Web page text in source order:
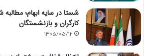
شستا در سایه ابهام؛
کارگران و بازنشستگان
1405/05/12